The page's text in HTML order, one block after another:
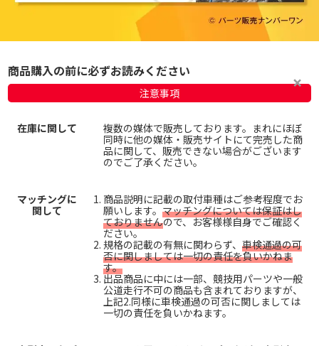
商品購入の前に必ずお読みください
注意事項
在庫に関して
複数の媒体で販売しております。まれにほぼ
同時に他の媒体・販売サイトにて完売した商
品に関して、販売できない場合がございます
のでご了承ください。
マッチングに
関して
商品説明に記載の取付車種はご参考程度でお
願いします。 マッチングについては保証はし
ておりませんので、お客様様自身でご確認く
ださい。
規格の記載の有無に関わらず、 車検通過の可
否に関しましては一切の責任を負いかねま
す。
出品商品に中には一部、競技用パーツや一般
公道走行不可の商品も含まれておりますが、
上記2.同様に車検通過の可否に関しましては
一切の責任を負いかねます。